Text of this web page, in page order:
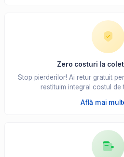
Zero costuri la
Stop pierderilor! Ai retur gratuit
restituim integral costul de
Află mai